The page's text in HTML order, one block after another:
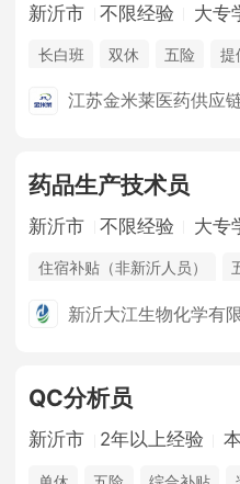
新沂市 不限经验 大专
长白班 双休 五险 提
江苏金米莱医药供应
药品生产技术员
新沂市 不限经验 大专
住宿补贴（非新沂人员）
综合补贴
新沂大江生物化学有
QC分析员
新沂市 2年以上经验